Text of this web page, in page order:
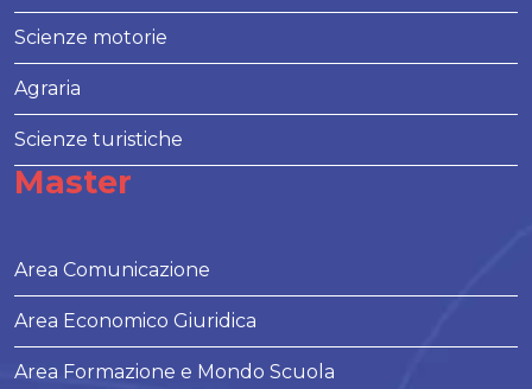
Scienze motorie
Agraria
Scienze turistiche
Master
Area Comunicazione
Area Economico Giuridica
Area Formazione e Mondo Scuola